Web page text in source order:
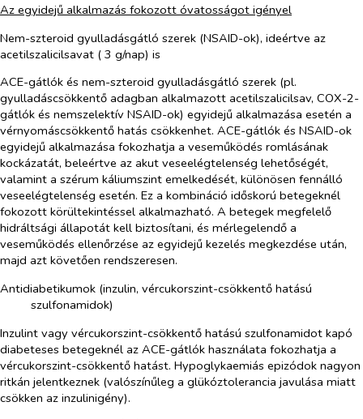
Az egyidejű alkalmazás fokozott óvatosságot igényel
Nem-szteroid gyulladásgátló szerek (NSAID-ok), ideértve az
acetilszalicilsavat ( 3 g/nap) is
ACE-gátlók és nem-szteroid gyulladásgátló szerek (pl.
gyulladáscsökkentő adagban alkalmazott acetilszalicilsav, COX-2-
gátlók és nemszelektív NSAID-ok) egyidejű alkalmazása esetén a
vérnyomáscsökkentő hatás csökkenhet. ACE-gátlók és NSAID-ok
egyidejű alkalmazása fokozhatja a veseműködés romlásának
kockázatát, beleértve az akut veseelégtelenség lehetőségét,
valamint a szérum káliumszint emelkedését, különösen fennálló
veseelégtelenség esetén. Ez a kombináció időskorú betegeknél
fokozott körültekintéssel alkalmazható. A betegek megfelelő
hidráltsági állapotát kell biztosítani, és mérlegelendő a
veseműködés ellenőrzése az egyidejű kezelés megkezdése után,
majd azt követően rendszeresen.
Antidiabetikumok (inzulin, vércukorszint-csökkentő hatású
szulfonamidok)
Inzulint vagy vércukorszint-csökkentő hatású szulfonamidot kapó
diabeteses betegeknél az ACE-gátlók használata fokozhatja a
vércukorszint-csökkentő hatást. Hypoglykaemiás epizódok nagyon
ritkán jelentkeznek (valószínűleg a glükóztolerancia javulása miatt
csökken az inzulinigény).